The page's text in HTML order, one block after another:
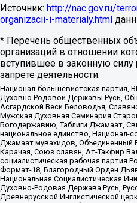
Источник: http://nac.gov.ru/
organizacii-i-materialy.html
* Перечень общественных
организаций в отношении
вступившее в законную
запрете деятельности:
Национал-большевистская партия,
Духовно Родовой Державы Русь,
Асгардской Веси Беловодья,
Мужская Духовная Семинария
Богодержавию, Таблиги Джамаат,
национальное единство, Национал-
Джамаат мувахидов, Объединенный
Карачая, Союз славян, Ат-Такфир
социалистическая рабочая партия
Формат-18, Благородный Орден
Национальная Социалистическая
Духовно-Родовая Держава Русь,
Древнерусской Инглистической